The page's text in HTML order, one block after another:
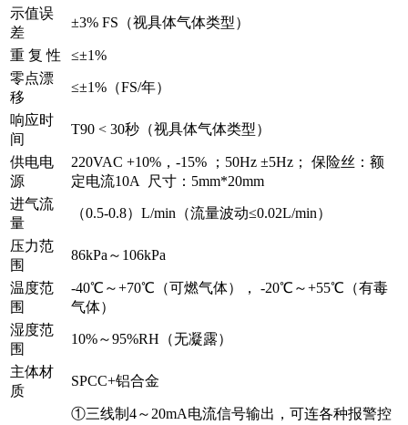
示值误
差
±3% FS（视具体气体类型）
重 复 性
≤±1%
零点漂
移
≤±1%（FS/年）
响应时
间
T90 < 30秒（视具体气体类型）
供电电
源
220VAC +10%，-15% ；50Hz ±5Hz； 保险丝：额
定电流10A 尺寸：5mm*20mm
进气流
量
（0.5-0.8）L/min（流量波动≤0.02L/min）
压力范
围
86kPa～106kPa
温度范
围
-40℃～+70℃（可燃气体）， -20℃～+55℃（有毒
气体）
湿度范
围
10%～95%RH（无凝露）
主体材
质
SPCC+铝合金
①三线制4～20mA电流信号输出，可连各种报警控